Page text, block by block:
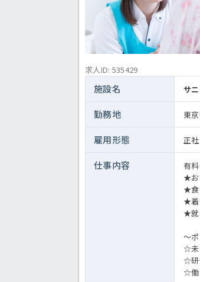
求人ID: 535429
施設名 サ
勤務地 東
雇用形態 正
仕事内容
有
★お
★食
★着
★就
～
☆未
☆研
☆働